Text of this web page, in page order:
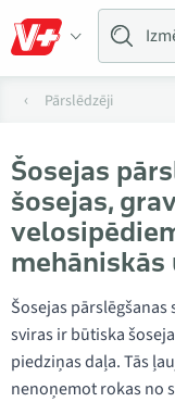
Pārslēdzēji
Šosejas
šosejas,
mehāniskās
Šosejas
sviras ir būtiska
piedziņas daļa. Tās
nenoņemot rokas no